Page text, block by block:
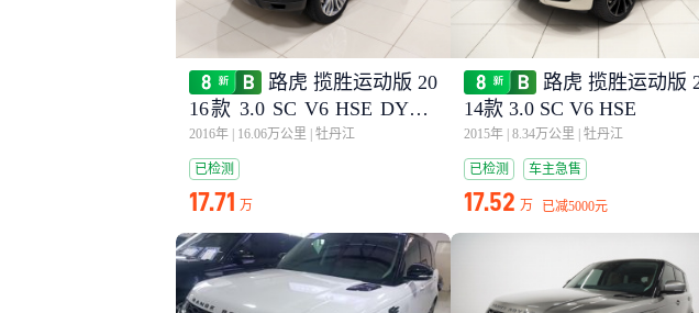
路虎 揽胜运动版 20
16款 3.0 SC V6 HSE DYNA
MIC
2016年 16.06万公里 牡丹江
已检测
17.71 万
路虎 揽胜运动版
14款 3.0 SC V6 HSE
2015年 8.34万公里 牡丹江
已检测 车主急售
17.52 万 已减5000元